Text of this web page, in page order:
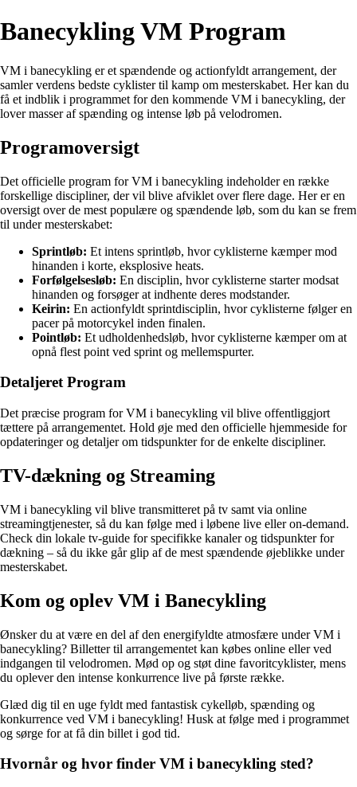
Banecykling VM Program
VM i banecykling er et spændende og actionfyldt arrangement, der
samler verdens bedste cyklister til kamp om mesterskabet. Her kan du
få et indblik i programmet for den kommende VM i banecykling, der
lover masser af spænding og intense løb på velodromen.
Programoversigt
Det officielle program for VM i banecykling indeholder en række
forskellige discipliner, der vil blive afviklet over flere dage. Her er en
oversigt over de mest populære og spændende løb, som du kan se frem
til under mesterskabet:
Sprintløb: Et intens sprintløb, hvor cyklisterne kæmper mod
hinanden i korte, eksplosive heats.
Forfølgelsesløb: En disciplin, hvor cyklisterne starter modsat
hinanden og forsøger at indhente deres modstander.
Keirin: En actionfyldt sprintdisciplin, hvor cyklisterne følger en
pacer på motorcykel inden finalen.
Pointløb: Et udholdenhedsløb, hvor cyklisterne kæmper om at
opnå flest point ved sprint og mellemspurter.
Detaljeret Program
Det præcise program for VM i banecykling vil blive offentliggjort
tættere på arrangementet. Hold øje med den officielle hjemmeside for
opdateringer og detaljer om tidspunkter for de enkelte discipliner.
TV-dækning og Streaming
VM i banecykling vil blive transmitteret på tv samt via online
streamingtjenester, så du kan følge med i løbene live eller on-demand.
Check din lokale tv-guide for specifikke kanaler og tidspunkter for
dækning – så du ikke går glip af de mest spændende øjeblikke under
mesterskabet.
Kom og oplev VM i Banecykling
Ønsker du at være en del af den energifyldte atmosfære under VM i
banecykling? Billetter til arrangementet kan købes online eller ved
indgangen til velodromen. Mød op og støt dine favoritcyklister, mens
du oplever den intense konkurrence live på første række.
Glæd dig til en uge fyldt med fantastisk cykelløb, spænding og
konkurrence ved VM i banecykling! Husk at følge med i programmet
og sørge for at få din billet i god tid.
Hvornår og hvor finder VM i banecykling sted?